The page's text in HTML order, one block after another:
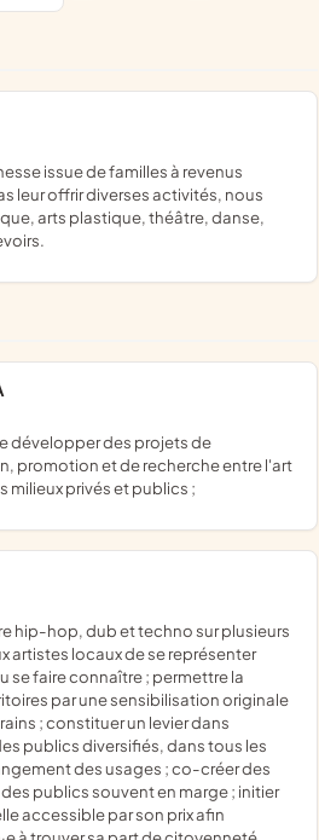
leur offrir diverses activités, nous
arts plastique, théâtre, danse,
promotion et de recherche entre l'art
milieux privés et publics ;
artistes locaux de se représenter
se faire connaître ; permettre la
par une sensibilisation originale
; constituer un levier dans
publics diversifiés, dans tous les
des usages ; co-créer des
publics souvent en marge ; initier
accessible par son prix afin